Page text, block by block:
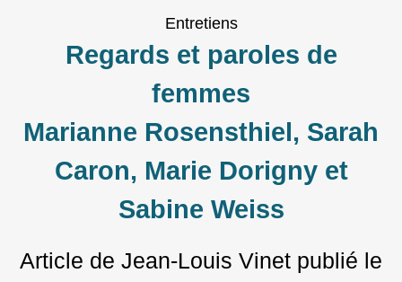
Entretiens
Regards et paroles de
femmes
Marianne Rosensthiel, Sarah
Caron, Marie Dorigny et
Sabine Weiss
Article de Jean-Louis Vinet publié le